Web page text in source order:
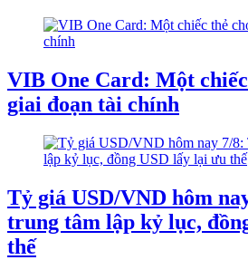
VIB One Card: Một
giai đoạn tài chính
Tỷ giá USD/VND hôm
trung tâm lập kỷ lục,
thế